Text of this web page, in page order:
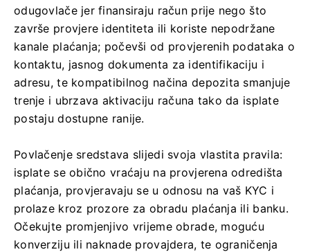
odugovlače jer finansiraju račun prije nego što
završe provjere identiteta ili koriste nepodržane
kanale plaćanja; počevši od provjerenih podataka o
kontaktu, jasnog dokumenta za identifikaciju i
adresu, te kompatibilnog načina depozita smanjuje
trenje i ubrzava aktivaciju računa tako da isplate
postaju dostupne ranije.
Povlačenje sredstava slijedi svoja vlastita pravila:
isplate se obično vraćaju na provjerena odredišta
plaćanja, provjeravaju se u odnosu na vaš KYC i
prolaze kroz prozore za obradu plaćanja ili banku.
Očekujte promjenjivo vrijeme obrade, moguću
konverziju ili naknade provajdera, te ograničenja